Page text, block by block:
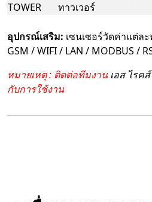
TOWER
ทาวเวอร์
อุปกรณ์เสริม: เซนเซอร์วัดค่าแต่
GSM / WIFI / LAN / MODBUS /
หมายเหตุ : ติดต่อทีมงาน เอส ไรคส์
กับการใช้งาน